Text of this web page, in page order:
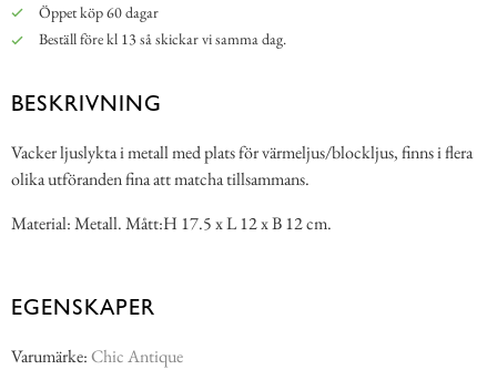
Öppet köp 60 dagar
Beställ före kl 13 så skickar vi samma dag.
BESKRIVNING
Vacker ljuslykta i metall med plats för värmeljus/blockljus, finns i flera
olika utföranden fina att matcha tillsammans.
Material: Metall. Mått:H 17.5 x L 12 x B 12 cm.
EGENSKAPER
Varumärke:Chic Antique